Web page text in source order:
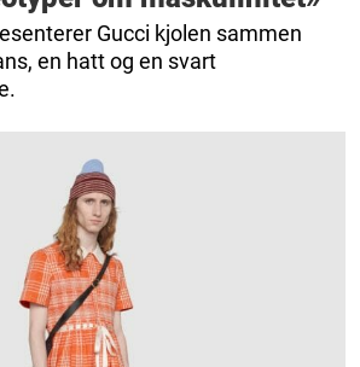
Gucci kjolen sammen
en hatt og en svart